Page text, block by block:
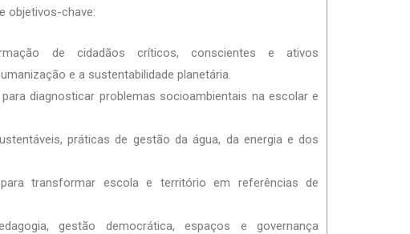
objetivos-chave:
de cidadãos críticos, conscientes e ativos
e a sustentabilidade planetária.
diagnosticar problemas socioambientais na escolar e
práticas de gestão da água, da energia e dos
transformar escola e território em referências de
gestão democrática, espaços e governança